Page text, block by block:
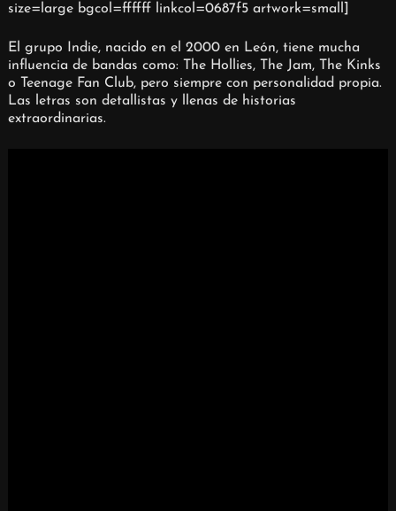
size=large bgcol=ffffff linkcol=0687f5 artwork=small]
El grupo Indie, nacido en el 2000 en León, tiene mucha
influencia de bandas como: The Hollies, The Jam, The Kinks
o Teenage Fan Club, pero siempre con personalidad propia.
Las letras son detallistas y llenas de historias
extraordinarias.